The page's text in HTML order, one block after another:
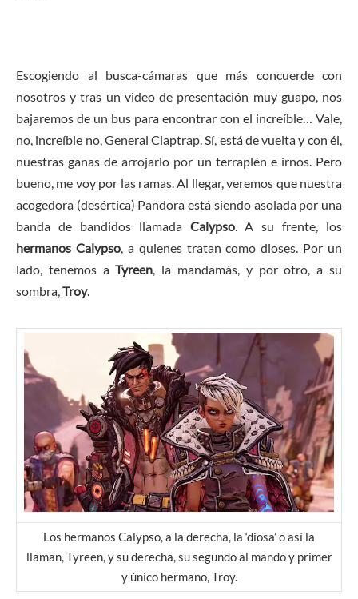
Escogiendo al busca-cámaras que más concuerde con
nosotros y tras un video de presentación muy guapo, nos
bajaremos de un bus para encontrar con el increíble… Vale,
no, increíble no, General Claptrap. Sí, está de vuelta y con él,
nuestras ganas de arrojarlo por un terraplén e irnos. Pero
bueno, me voy por las ramas. Al llegar, veremos que nuestra
acogedora (desértica) Pandora está siendo asolada por una
banda de bandidos llamada Calypso. A su frente, los
hermanos Calypso, a quienes tratan como dioses. Por un
lado, tenemos aTyreen , la mandamás, y por otro, a su
sombra, Troy.
Los hermanos Calypso, a la derecha, la ‘diosa’ o así la
llaman, Tyreen, y su derecha, su segundo al mando y primer
y único hermano, Troy.